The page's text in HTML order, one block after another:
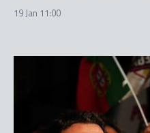
19 Jan 11:00